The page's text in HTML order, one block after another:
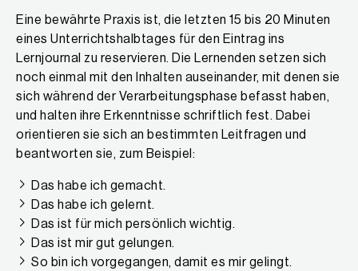
Eine bewährte Praxis ist, die letzten 15 bis 20 Minuten
eines Unterrichtshalbtages für den Eintrag ins
Lernjournal zu reservieren. Die Lernenden setzen sich
noch einmal mit den Inhalten auseinander, mit denen sie
sich während der Verarbeitungsphase befasst haben,
und halten ihre Erkenntnisse schriftlich fest. Dabei
orientieren sie sich an bestimmten Leitfragen und
beantworten sie, zum Beispiel:
Das habe ich gemacht.
Das habe ich gelernt.
Das ist für mich persönlich wichtig.
Das ist mir gut gelungen.
So bin ich vorgegangen, damit es mir gelingt.